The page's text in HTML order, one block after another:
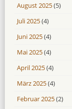
August 2025(5)
Juli 2025(4)
Juni 2025(4)
Mai 2025(4)
April 2025(4)
März 2025(4)
Februar 2025(2)